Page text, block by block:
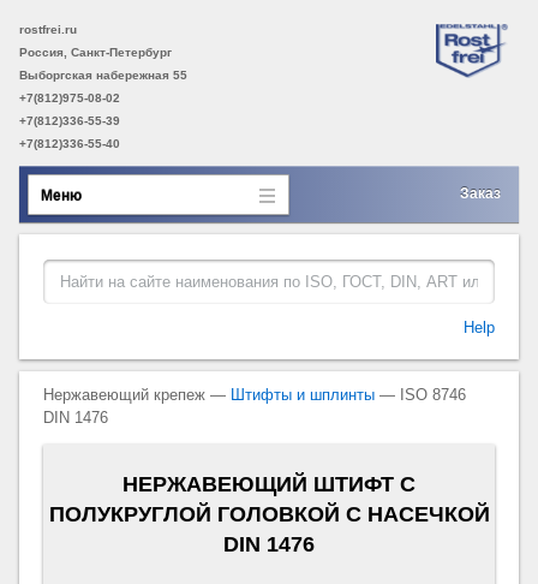
rostfrei.ru
Россия, Санкт-Петербург
Выборгская набережная 55
+7(812)975-08-02
+7(812)336-55-39
+7(812)336-55-40
Меню Заказ
Help
Нержавеющий крепеж — Штифты и шплинты — ISO 8746
DIN 1476
НЕРЖАВЕЮЩИЙ ШТИФТ С
ПОЛУКРУГЛОЙ ГОЛОВКОЙ С НАСЕЧКОЙ
DIN 1476